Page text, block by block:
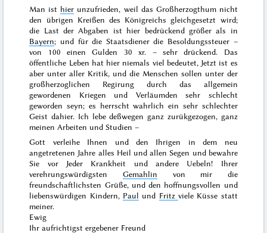
Man ist hier unzufrieden, weil das Großherzogthum nicht
den übrigen Kreißen des Königreichs gleichgesetzt wird;
die Last der Abgaben ist hier bedrückend größer als in
Bayern; und für die Staatsdiener die Besoldungssteuer –
von 100 einen Gulden 30 xr. – sehr drückend. Das
öffentliche Leben hat hier niemals viel bedeutet, Jetzt ist es
aber unter aller Kritik, und die Menschen sollen unter der
großherzoglichen Regirung durch das allgemein
gewordenen Kriegen und Verläumden sehr schlecht
geworden seyn; es herrscht wahrlich ein sehr schlechter
Geist dahier. Ich lebe deßwegen ganz zurükgezogen, ganz
meinen Arbeiten und Studien –
Gott verleihe Ihnen und den Ihrigen in dem neu
angetretenen Jahre alles Heil und allen Segen und bewahre
Sie vor Jeder Krankheit und andere Uebeln! Ihrer
verehrungswürdigsten Gemahlin von mir die
freundschaftlichsten Grüße, und den hoffnungsvollen und
liebenswürdigen Kindern, Paul und Fritzviele Küsse statt
meiner.
Ewig
Ihr aufrichtigst ergebener Freund